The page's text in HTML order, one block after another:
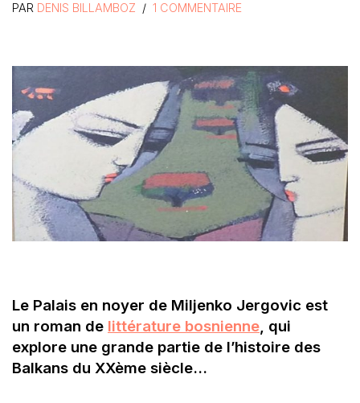
PAR DENIS BILLAMBOZ 1 COMMENTAIRE
Le Palais en noyer de Miljenko Jergovic est
un roman de littérature bosnienne, qui
explore une grande partie de l’histoire des
Balkans du XXème siècle…